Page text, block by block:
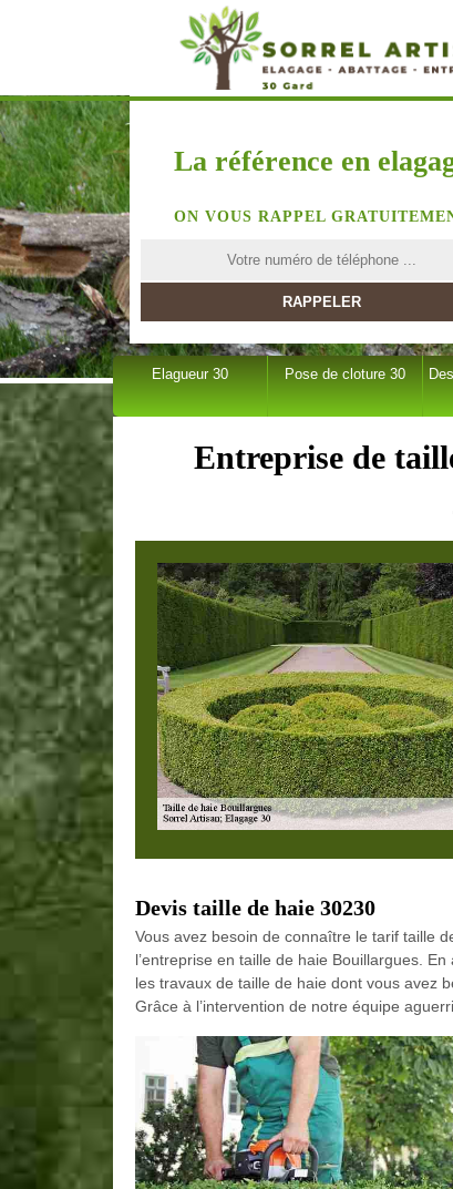
La référence en
ON VOUS RAPPEL
Elagueur 30 Pose de cloture 30
Entreprise de
Devis taille de haie 30230
Vous avez besoin de connaître le tarif taille
l’entreprise en taille de haie Bouillargues.
les travaux de taille de haie dont vous avez
Grâce à l’intervention de notre équipe